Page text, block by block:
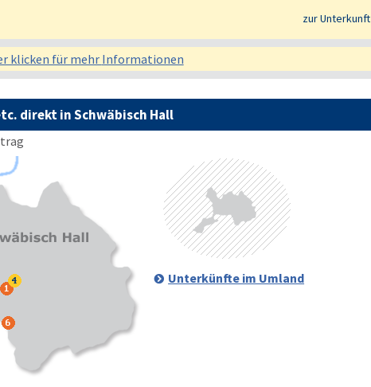
zur Unterkunft
klicken für mehr Informationen
direkt in Schwäbisch Hall
Unterkünfte im Umland